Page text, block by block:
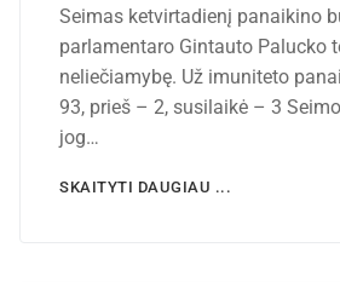
Seimas ketvirtadienį panaikino
parlamentaro Gintauto Palucko
neliečiamybę. Už imuniteto
93, prieš – 2, susilaikė – 3
jog…
SKAITYTI DAUGIAU ...